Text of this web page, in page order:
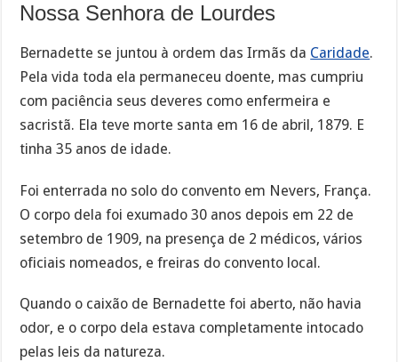
Nossa Senhora de Lourdes
Bernadette se juntou à ordem das Irmãs da Caridade.
Pela vida toda ela permaneceu doente, mas cumpriu
com paciência seus deveres como enfermeira e
sacristã. Ela teve morte santa em 16 de abril, 1879. E
tinha 35 anos de idade.
Foi enterrada no solo do convento em Nevers, França.
O corpo dela foi exumado 30 anos depois em 22 de
setembro de 1909, na presença de 2 médicos, vários
oficiais nomeados, e freiras do convento local.
Quando o caixão de Bernadette foi aberto, não havia
odor, e o corpo dela estava completamente intocado
pelas leis da natureza.